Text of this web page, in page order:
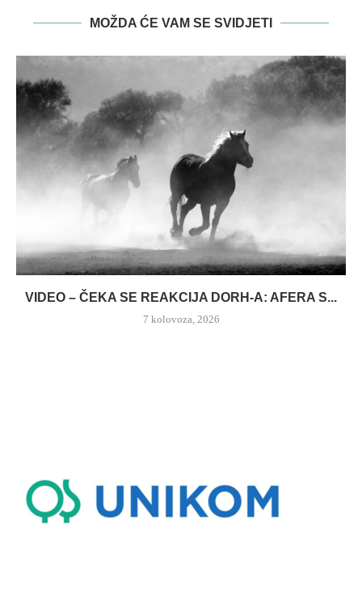
MOŽDA ĆE VAM SE SVIDJETI
VIDEO – ČEKA SE REAKCIJA DORH-A: AFERA S...
7 kolovoza, 2026